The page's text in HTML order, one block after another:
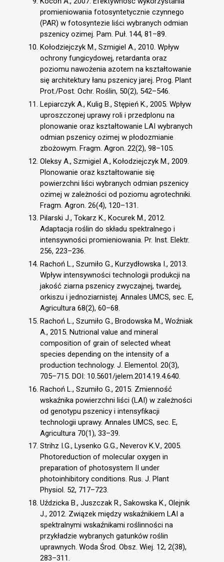
promieniowania fotosyntetycznie czynnego
(PAR) w fotosyntezie liści wybranych odmian
pszenicy ozimej. Pam. Puł. 144, 81–89.
Kołodziejczyk M., Szmigiel A., 2010. Wpływ
ochrony fungicydowej, retardanta oraz
poziomu nawożenia azotem na kształtowanie
się architektury łanu pszenicy jarej. Prog. Plant
Prot./Post. Ochr. Roślin, 50(2), 542–546.
Lepiarczyk A., Kulig B., Stępień K., 2005. Wpływ
uproszczonej uprawy roli i przedplonu na
plonowanie oraz kształtowanie LAI wybranych
odmian pszenicy ozimej w płodozmianie
zbożowym. Fragm. Agron. 22(2), 98–105.
Oleksy A., Szmigiel A., Kołodziejczyk M., 2009.
Plonowanie oraz kształtowanie się
powierzchni liści wybranych odmian pszenicy
ozimej w zależności od poziomu agrotechniki.
Fragm. Agron. 26(4), 120–131.
Pilarski J., Tokarz K., Kocurek M., 2012.
Adaptacja roślin do składu spektralnego i
intensywności promieniowania. Pr. Inst. Elektr.
256, 223–236.
Rachoń L., Szumiło G., Kurzydłowska I., 2013.
Wpływ intensywności technologii produkcji na
jakość ziarna pszenicy zwyczajnej, twardej,
orkiszu i jednoziarnistej. Annales UMCS, sec. E,
Agricultura 68(2), 60–68.
Rachoń L., Szumiło G., Brodowska M., Woźniak
A., 2015. Nutrional value and mineral
composition of grain of selected wheat
species depending on the intensity of a
production technology. J. Elementol. 20(3),
705–715. DOI: 10.5601/jelem.2014.19.4.640.
Rachoń L., Szumiło G., 2015. Zmienność
wskaźnika powierzchni liści (LAI) w zależności
od genotypu pszenicy i intensyfikacji
technologii uprawy. Annales UMCS, sec. E,
Agricultura 70(1), 33–39.
Strihz I.G., Lysenko G.G., Neverov K.V., 2005.
Photoreduction of molecular oxygen in
preparation of photosystem II under
photoinhibitory conditions. Rus. J. Plant
Physiol. 52, 717–723.
Uździcka B., Juszczak R., Sakowska K., Olejnik
J., 2012. Związek między wskaźnikiem LAI a
spektralnymi wskaźnikami roślinności na
przykładzie wybranych gatunków roślin
uprawnych. Woda Środ. Obsz. Wiej. 12, 2(38),
283–311.